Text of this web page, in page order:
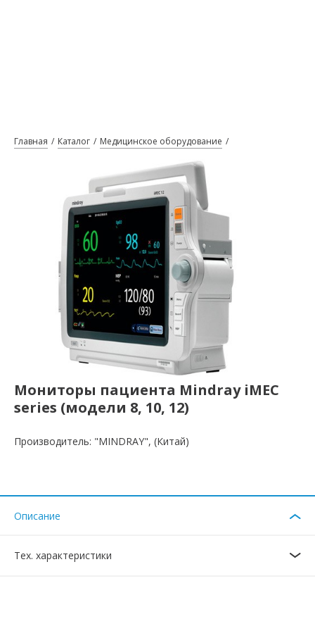
Главная Каталог Медицинское оборудование
Мониторы пациента Mindray iMEC
series (модели 8, 10, 12)
Производитель: "MINDRAY", (Китай)
Описание
Тех. характеристики